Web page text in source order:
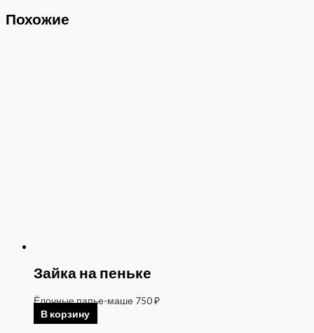
Похожие
Зайка на пеньке
Ёлочные папье-маше 750₽
В корзину